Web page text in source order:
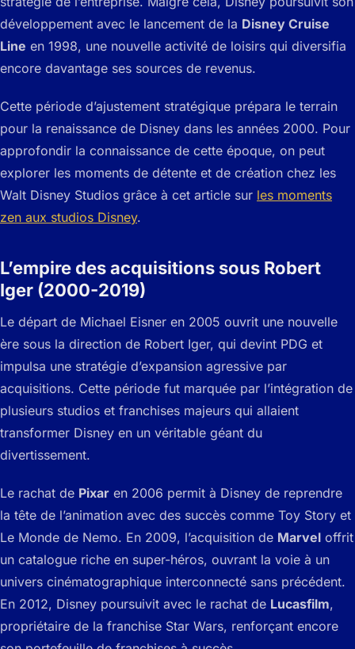
développement avec le lancement de la Disney Cruise
Line en 1998, une nouvelle activité de loisirs qui diversifia
encore davantage ses sources de revenus.
Cette période d’ajustement stratégique prépara le terrain
pour la renaissance de Disney dans les années 2000. Pour
approfondir la connaissance de cette époque, on peut
explorer les moments de détente et de création chez les
Walt Disney Studios grâce à cet article sur les moments
zen aux studios Disney.
L’empire des acquisitions sous Robert
Iger (2000-2019)
Le départ de Michael Eisner en 2005 ouvrit une nouvelle
ère sous la direction de Robert Iger, qui devint PDG et
impulsa une stratégie d’expansion agressive par
acquisitions. Cette période fut marquée par l’intégration de
plusieurs studios et franchises majeurs qui allaient
transformer Disney en un véritable géant du
divertissement.
Le rachat de Pixar en 2006 permit à Disney de reprendre
la tête de l’animation avec des succès comme Toy Story et
Le Monde de Nemo. En 2009, l’acquisition de Marvel offrit
un catalogue riche en super-héros, ouvrant la voie à un
univers cinématographique interconnecté sans précédent.
En 2012, Disney poursuivit avec le rachat de Lucasfilm,
propriétaire de la franchise Star Wars, renforçant encore